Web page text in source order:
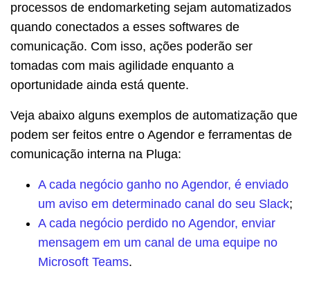
processos de endomarketing sejam automatizados
quando conectados a esses softwares de
comunicação. Com isso, ações poderão ser
tomadas com mais agilidade enquanto a
oportunidade ainda está quente.
Veja abaixo alguns exemplos de automatização que
podem ser feitos entre o Agendor e ferramentas de
comunicação interna na Pluga:
A cada negócio ganho no Agendor, é enviado
um aviso em determinado canal do seu Slack;
A cada negócio perdido no Agendor, enviar
mensagem em um canal de uma equipe no
Microsoft Teams.